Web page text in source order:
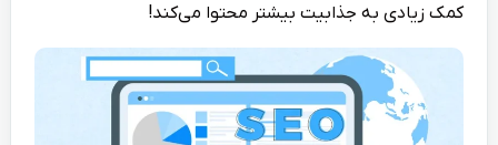
کمک زیادی به جذابیت بیشتر محتوا می‌کند!